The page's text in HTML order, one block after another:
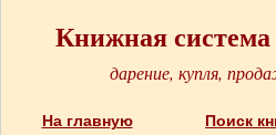
Книжная
дарение, купля,
На главную Поиск